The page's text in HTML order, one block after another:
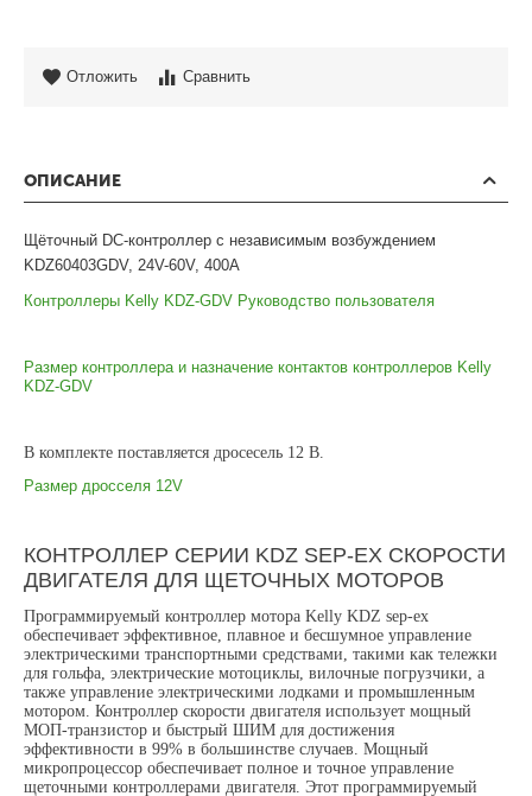
Отложить Сравнить
ОПИСАНИЕ
Щёточный DC-контроллер с независимым возбуждением
KDZ60403GDV, 24V-60V, 400A
Контроллеры Kelly KDZ-GDV Руководство пользователя
Размер контроллера и назначение контактов контроллеров Kelly
KDZ-GDV
В комплекте поставляется дросесель 12 В.
Размер дросселя 12V
КОНТРОЛЛЕР СЕРИИ KDZ SEP-EX СКОРОСТИ
ДВИГАТЕЛЯ ДЛЯ ЩЕТОЧНЫХ МОТОРОВ
Программируемый контроллер мотора Kelly KDZ sep-ex
обеспечивает эффективное, плавное и бесшумное управление
электрическими транспортными средствами, такими как тележки
для гольфа, электрические мотоциклы, вилочные погрузчики, а
также управление электрическими лодками и промышленным
мотором. Контроллер скорости двигателя использует мощный
МОП-транзистор и быстрый ШИМ для достижения
эффективности в 99% в большинстве случаев. Мощный
микропроцессор обеспечивает полное и точное управление
щеточными контроллерами двигателя. Этот программируемый